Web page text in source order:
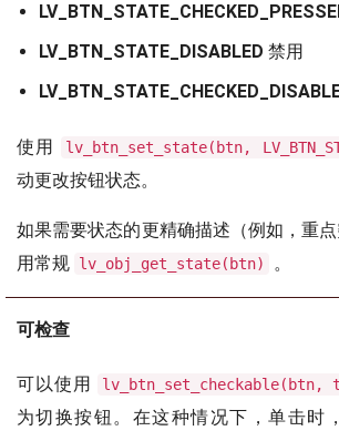
LV_BTN_STATE_DISABLED 禁用
使用 lv_btn_set_state(btn,
动更改按钮状态。
如果需要状态的更精确描述（例如，重
用常规 lv_obj_get_state(btn) 。
可检查
可以使用 lv_btn_set_checkable(btn,
为切换按钮。在这种情况下，单击时